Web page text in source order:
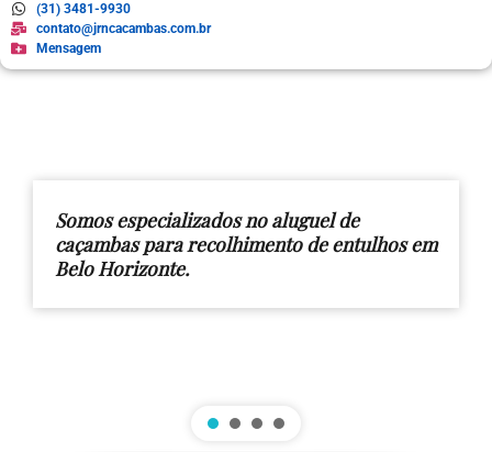
(31) 3481-9930
contato@jrncacambas.com.br
Mensagem
Somos especializados no aluguel de
caçambas para recolhimento de entulhos em
Belo Horizonte.